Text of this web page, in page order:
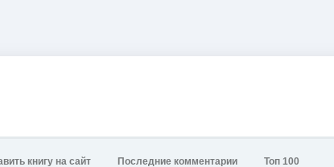
книгу на сайт Последние комментарии Топ 100